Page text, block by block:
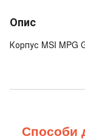
Опис
Корпус MSI MPG
Способи